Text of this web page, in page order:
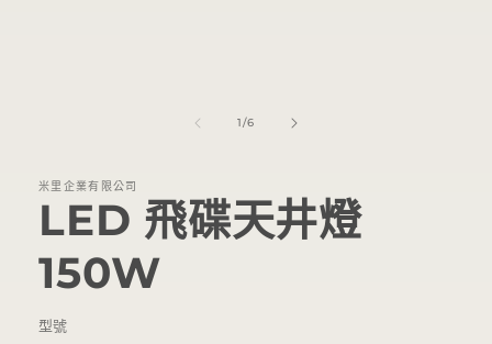
體
案
1
1//6
米里企業有限公司
LED 飛碟天井燈
150W
型號